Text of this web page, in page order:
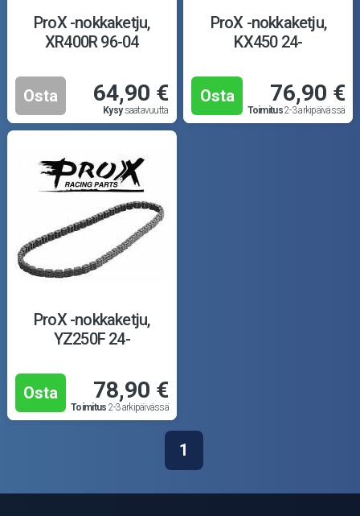
ProX -nokkaketju,
XR400R 96-04
Osta 64,90 €
Kysysaatavuutta
ProX -nokkaketju,
KX450 24-
Osta 76,90 €
Toimitus2-3 arkipäivässä
ProX -nokkaketju,
YZ250F 24-
Osta 78,90 €
Toimitus 2-3 arkipäivässä
1